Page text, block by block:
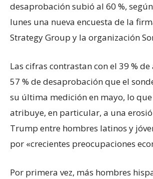
desaprobación subió al 60 %,
lunes una nueva encuesta de la
Strategy Group y la organización
Las cifras contrastan con el 39 %
57 % de desaprobación que el
su última medición en mayo, lo
atribuye, en particular, a una
Trump entre hombres latinos y
por «crecientes preocupaciones
Por primera vez, más hombres